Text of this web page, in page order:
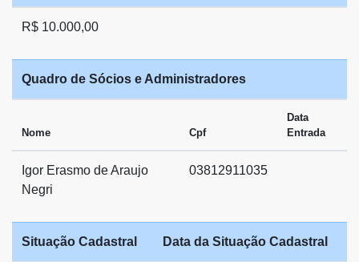
R$ 10.000,00
Quadro de Sócios e Administradores
Nome Cpf
Data
Entrada
Igor Erasmo de Araujo
Negri
03812911035
Situação Cadastral Data da Situação Cadastral